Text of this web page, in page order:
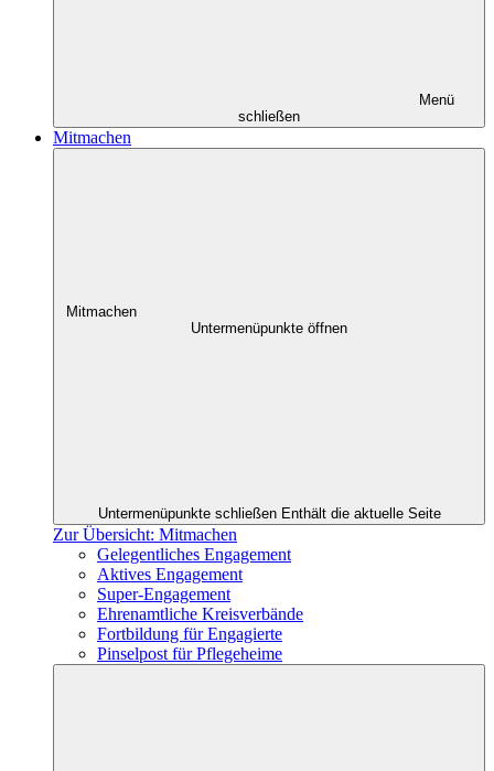
Menü
schließen
Mitmachen
Mitmachen
Untermenüpunkte öffnen
Untermenüpunkte schließen Enthält die aktuelle Seite
Zur Übersicht: Mitmachen
Gelegentliches Engagement
Aktives Engagement
Super-Engagement
Ehrenamtliche Kreisverbände
Fortbildung für Engagierte
Pinselpost für Pflegeheime